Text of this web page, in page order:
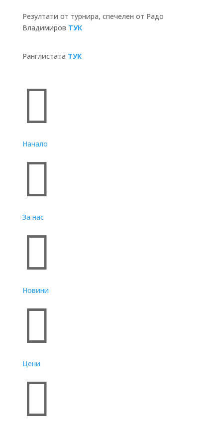
Резултати от турнира, спечелен от Радо
Владимиров ТУК
Ранглистата ТУК

Начало

За нас

Новини

Цени
